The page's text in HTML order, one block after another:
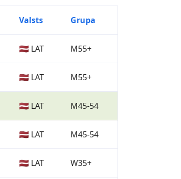
Valsts Grupa
🇱🇻 LAT M55+
🇱🇻 LAT M55+
🇱🇻 LAT M45-54
🇱🇻 LAT M45-54
🇱🇻 LAT W35+